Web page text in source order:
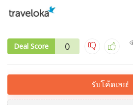
Deal Score 0
รับโค้ดเลย!